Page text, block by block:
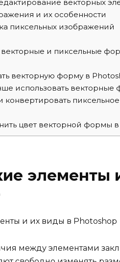
векторных
и их особенности
пиксельных изображений
векторные и пиксельные
векторную форму в
использовать векторные
цвет векторной формы
элементы
между элементами